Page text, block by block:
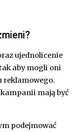
ujednolicenie
aby mogli oni
reklamowego.
mają być
podejmować